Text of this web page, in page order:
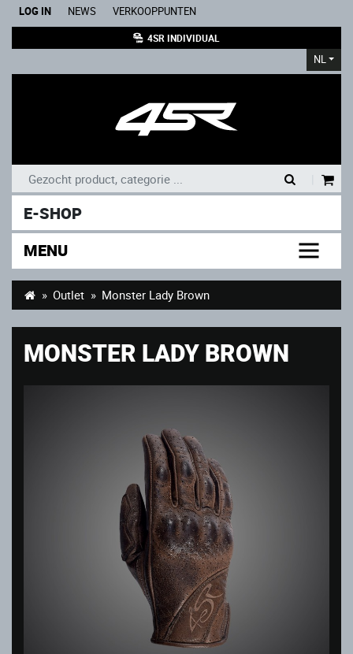
LOG IN NEWS VERKOOPPUNTEN
4SR INDIVIDUAL
NL
E-SHOP
MENU
Outlet Monster Lady Brown
MONSTER LADY BROWN